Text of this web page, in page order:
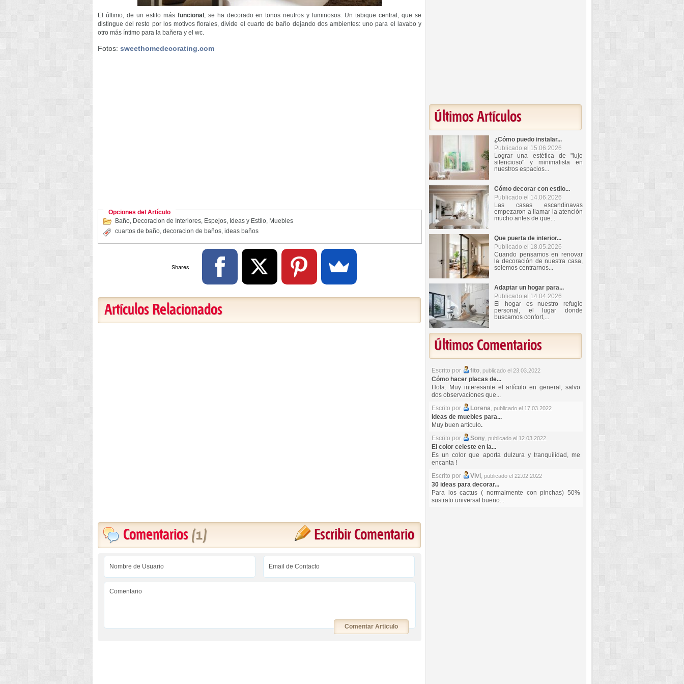
El último, de un estilo más funcional , se ha decorado en tonos neutros y luminosos. Un tabique central, que se
distingue del resto por los motivos florales, divide el cuarto de baño dejando dos ambientes: uno para el lavabo y
otro más íntimo para la bañera y el wc.
Fotos: sweethomedecorating.com
Opciones del Artículo
Baño, Decoracion de Interiores, Espejos, Ideas y Estilo, Muebles
cuartos de baño, decoracion de baños, ideas baños
Shares
Artículos Relacionados
Escribir Comentario
Comentarios (1)
Comentar Articulo
Últimos Artículos
¿Cómo puedo instalar...
Publicado el 15.06.2026
Lograr una estética de "lujo
silencioso" y minimalista en
nuestros espacios...
Cómo decorar con estilo...
Publicado el 14.06.2026
Las casas escandinavas
empezaron a llamar la atención
mucho antes de que...
Que puerta de interior...
Publicado el 18.05.2026
Cuando pensamos en renovar
la decoración de nuestra casa,
solemos centrarnos...
Adaptar un hogar para...
Publicado el 14.04.2026
El hogar es nuestro refugio
personal, el lugar donde
buscamos confort,...
Últimos Comentarios
Escrito por fito, publicado el 23.03.2022
Cómo hacer placas de...
Hola. Muy interesante el artículo en general, salvo
dos observaciones que...
Escrito por
Lorena, publicado el 17.03.2022
Ideas de muebles para...
Muy buen artículo.
Escrito por
Sony, publicado el 12.03.2022
El color celeste en la...
Es un color que aporta dulzura y tranquilidad, me
encanta !
Escrito por
Vivi, publicado el 22.02.2022
30 ideas para decorar...
Para los cactus ( normalmente con pinchas) 50%
sustrato universal bueno...